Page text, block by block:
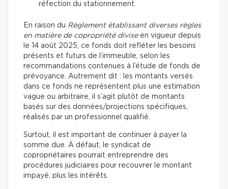
réfection du stationnement.
En raison du Règlement établissant diverses règles
en matière de copropriété diviseen vigueur depuis
le 14 août 2025, ce fonds doit refléter les besoins
présents et futurs de l’immeuble, selon les
recommandations contenues à l’étude de fonds de
prévoyance. Autrement dit : les montants versés
dans ce fonds ne représentent plus une estimation
vague ou arbitraire, il s’agit plutôt de montants
basés sur des données/projections spécifiques,
réalisés par un professionnel qualifié.
Surtout, il est important de continuer à payer la
somme due. À défaut, le syndicat de
copropriétaires pourrait entreprendre des
procédures judiciaires pour recouvrer le montant
impayé, plus les intérêts.